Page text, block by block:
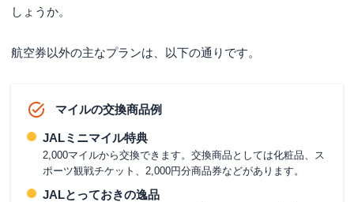
しょうか。
航空券以外の主なプランは、以下の通りです。
マイルの交換商品例
JALミニマイル特典
2,000マイルから交換できます。交換商品としては化粧品、ス
ポーツ観戦チケット、2,000円分商品券などがあります。
JALとっておきの逸品